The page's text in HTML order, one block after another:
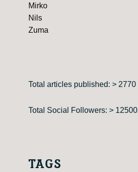
Mirko
Nils
Zuma
Total articles published: > 2770
Total Social Followers: > 12500
TAGS